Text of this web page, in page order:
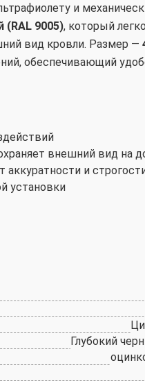
и
(RAL 9005), который
вид кровли. Размер —
обеспечивающий
внешний вид на
аккуратности и
установки
Глубокий